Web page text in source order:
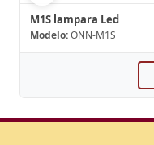
M1S lampara Led
Modelo:ONN-M1S